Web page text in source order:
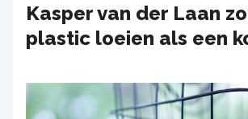
Kasper van der Laan
plastic loeien als een